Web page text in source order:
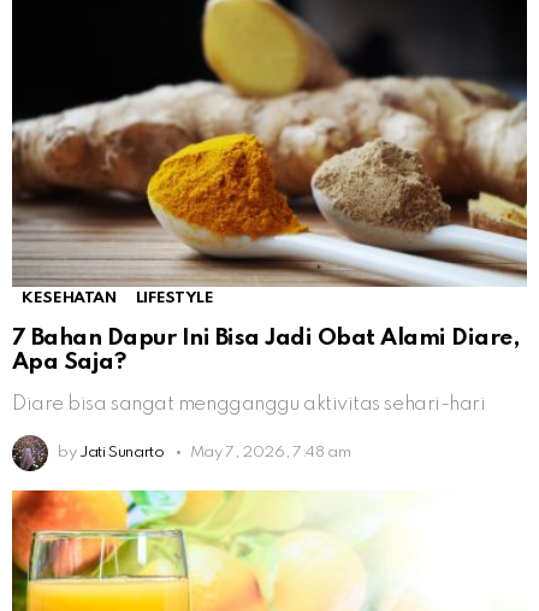
KESEHATAN LIFESTYLE
7 Bahan Dapur Ini Bisa Jadi Obat Alami Diare,
Apa Saja?
Diare bisa sangat mengganggu aktivitas sehari-hari
by Jati Sunarto May 7, 2026, 7:48 am